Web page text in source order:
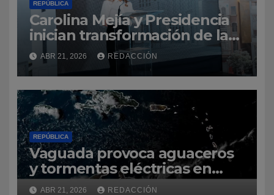
REPÚBLICA
Carolina Mejía y Presidencia
inician transformación de la
Ciudad Colonial con la
construcción del parqueo
José Reyes
ABR 21, 2026 REDACCIÓN
REPÚBLICA
Vaguada provoca aguaceros
y tormentas eléctricas en
varias provincias del país
ABR 21, 2026 REDACCIÓN